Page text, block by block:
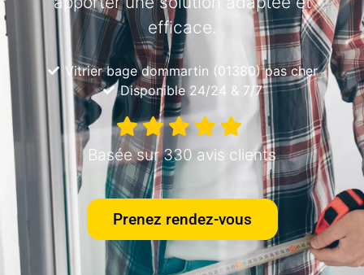
efficace.
Vitrier bage dommartin (01380) pas cher
Disponible 24/24 & 7/7
Basée sur 330 avis clients
Prenez rendez-vous